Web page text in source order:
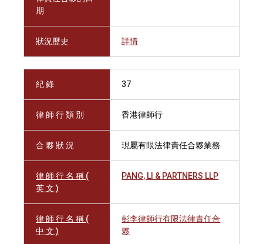
期
狀況歷史 詳情
紀 錄 37
律 師 行 類 別 香港律師行
合 夥 狀 況 現屬有限法律責任合夥業務
律 師 行 名 稱 (
英 文 )
PANG, LI & PARTNERS LLP
律 師 行 名 稱 (
中 文 )
彭李律師行有限法律責任合
夥